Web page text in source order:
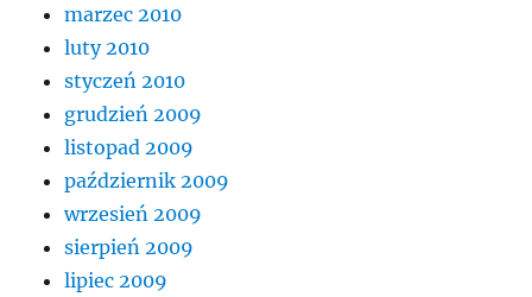
marzec 2010
luty 2010
styczeń 2010
grudzień 2009
listopad 2009
październik 2009
wrzesień 2009
sierpień 2009
lipiec 2009